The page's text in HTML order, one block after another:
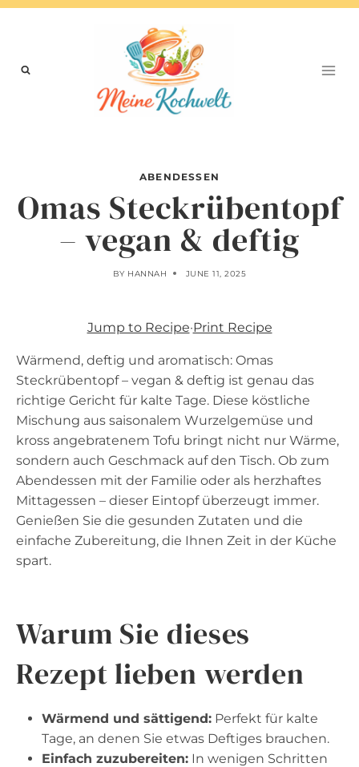
Skip
ABENDESSEN
Omas Steckrübentopf
– vegan & deftig
BY HANNAH JUNE 11, 2025
Jump to Recipe·Print Recipe
Wärmend, deftig und aromatisch: Omas
Steckrübentopf – vegan & deftig ist genau das
richtige Gericht für kalte Tage. Diese köstliche
Mischung aus saisonalem Wurzelgemüse und
kross angebratenem Tofu bringt nicht nur Wärme,
sondern auch Geschmack auf den Tisch. Ob zum
Abendessen mit der Familie oder als herzhaftes
Mittagessen – dieser Eintopf überzeugt immer.
Genießen Sie die gesunden Zutaten und die
einfache Zubereitung, die Ihnen Zeit in der Küche
spart.
Warum Sie dieses
Rezept lieben werden
Wärmend und sättigend: Perfekt für kalte
Tage, an denen Sie etwas Deftiges brauchen.
Einfach zuzubereiten: In wenigen Schritten